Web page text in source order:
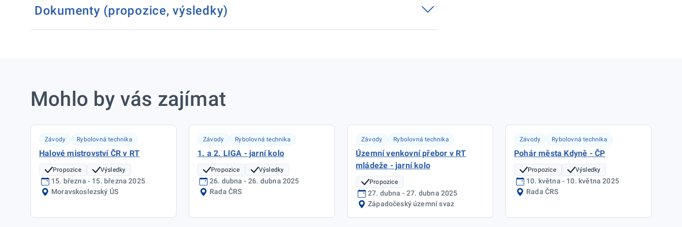
Dokumenty (propozice, výsledky)
Mohlo by vás zajímat
Závody Rybolovná technika
Halové mistrovství ČR v RT
Propozice Výsledky
15. března - 15. března 2025
Moravskoslezský ÚS
Závody Rybolovná technika
1. a 2. LIGA - jarní kolo
Propozice Výsledky
26. dubna - 26. dubna 2025
Rada ČRS
Závody Rybolovná technika
Územní venkovní přebor v RT
mládeže - jarní kolo
Propozice
27. dubna - 27. dubna 2025
Západočeský územní svaz
Závody Rybolovná technika
Pohár města Kdyně - ČP
Propozice Výsledky
10. května - 10. května 2025
Rada ČRS